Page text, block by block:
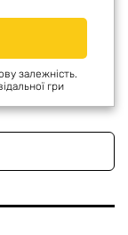
залежність.
гри